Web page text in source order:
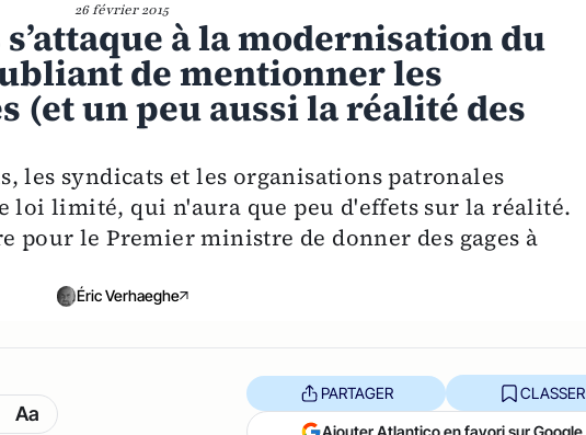
26 février 2015
à la modernisation du
de mentionner les
(et un peu aussi la réalité des
les syndicats et les organisations patronales
loi limité, qui n'aura que peu d'effets sur la réalité.
pour le Premier ministre de donner des gages à
Éric Verhaeghe
Aa
PARTAGER CLASSER